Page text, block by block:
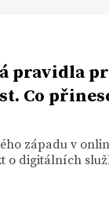
pravidla
Co
západu v
o digitálních